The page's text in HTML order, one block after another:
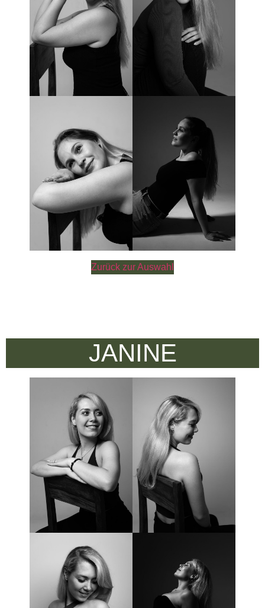
Zurück zur Auswahl
JANINE